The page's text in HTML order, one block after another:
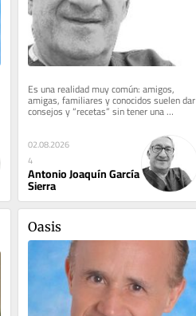
Es una realidad muy común: amigos,
amigas, familiares y conocidos suelen dar
consejos y “recetas” sin tener una
formación profesional. Aunque a...
02.08.2026
4
Antonio Joaquín García
Sierra
Oasis